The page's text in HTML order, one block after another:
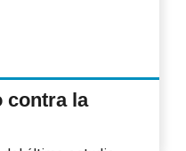
contra la